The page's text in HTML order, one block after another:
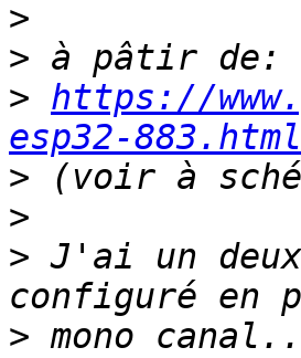
>
>
> https://
esp32-883.html
>
>
> J'ai un
> mono